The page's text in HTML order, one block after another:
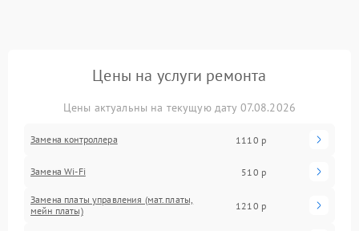
Цены на услуги ремонта
Цены актуальны на текущую дату 07.08.2026
Замена контроллера 1110 р
Замена Wi-Fi 510 р
Замена платы управления (мат.платы,
мейн платы)
1210 р